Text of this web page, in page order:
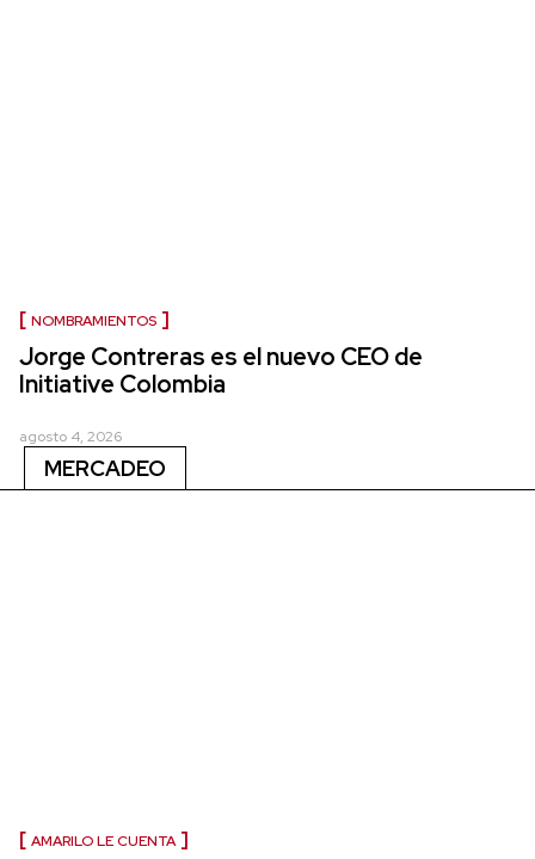
NOMBRAMIENTOS
Jorge Contreras es el nuevo CEO de
Initiative Colombia
agosto 4, 2026
MERCADEO
AMARILO LE CUENTA